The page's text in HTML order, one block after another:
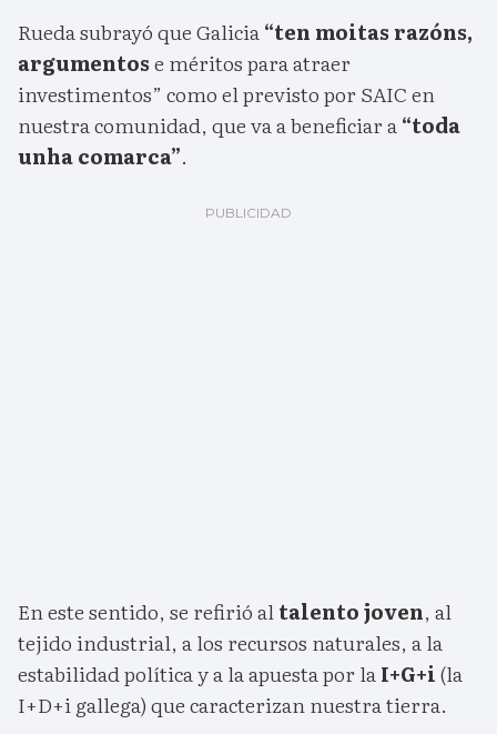
Rueda subrayó que Galicia“ten moitas razóns,
argumentose méritos para atraer
investimentos” como el previsto por SAIC en
nuestra comunidad, que va a beneficiar a“toda
unha comarca”.
En este sentido, se refirió altalento joven, al
tejido industrial, a los recursos naturales, a la
estabilidad política y a la apuesta por laI+G+i(la
I+D+i gallega) que caracterizan nuestra tierra.